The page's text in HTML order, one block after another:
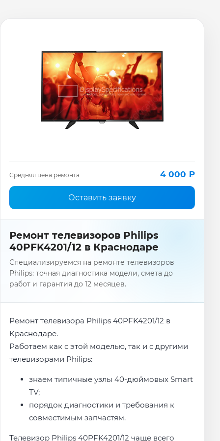
Средняя цена ремонта 4 000 ₽
Оставить заявку
Ремонт телевизоров Philips
40PFK4201/12 в Краснодаре
Специализируемся на ремонте телевизоров
Philips: точная диагностика модели, смета до
работ и гарантия до 12 месяцев.
Ремонт телевизора Philips 40PFK4201/12 в
Краснодаре.
Работаем как с этой моделью, так и с другими
телевизорами Philips:
знаем типичные узлы 40-дюймовых Smart
TV;
порядок диагностики и требования к
совместимым запчастям.
Телевизор Philips 40PFK4201/12 чаще всего